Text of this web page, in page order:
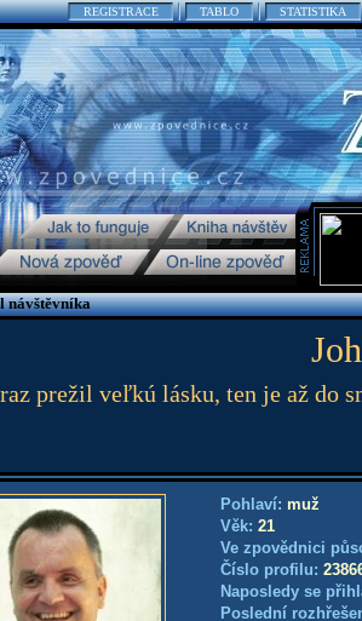
REGISTRACE TABLO STATISTIKA
návštěvníka
prežil veľkú lásku, ten je až do
Pohlaví: muž
Věk: 21
Ve zpovědnici
Číslo profilu:
Naposledy se
Poslední